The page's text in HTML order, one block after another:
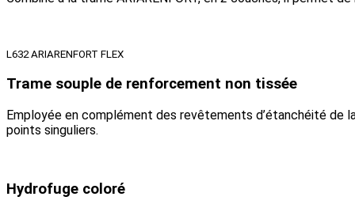
L632 ARIARENFORT FLEX
Trame souple de renforcement non tissée
Employée en complément des revêtements d’étanchéité de
points singuliers.
Hydrofuge coloré